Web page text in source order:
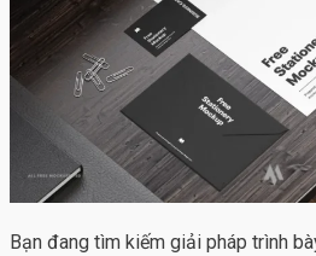
Bạn đang tìm kiếm giải pháp trình